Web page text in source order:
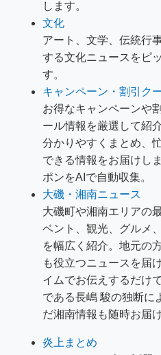
します。
文化
アート、文学、伝統行
する文化ニュースをピ
す。
キャンペーン・割引ク
お得なキャンペーンや
ール情報を厳選して紹
分かりやすくまとめ、
できる情報をお届けし
ポンをAIで自動収集。
大磯・湘南ニュース
大磯町や湘南エリアの
ベント、観光、グルメ
を幅広く紹介。地元の
も役立つニュースを届
イムでお伝えするだけ
である長嶋 駿の独断に
だ湘南情報も随時お届
炎上まとめ